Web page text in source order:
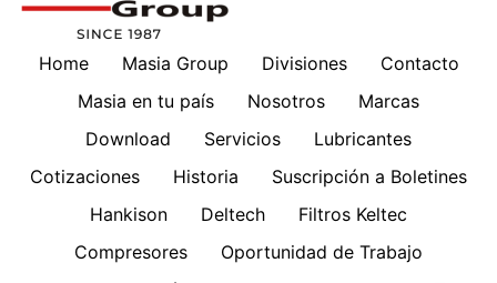
Home Masia Group Divisiones
Contacto
Masia en tu país
Nosotros
Marcas
Download
Servicios
Lubricantes
Cotizaciones
Historia
Suscripción a Boletines
Hankison
Deltech
Filtros Keltec
Compresores
Oportunidad de Trabajo